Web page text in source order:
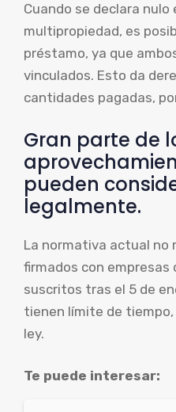
Cuando se declara
multipropiedad, es
préstamo, ya que
vinculados. Esto da
cantidades pagadas,
Gran parte de
pueden
legalmente.
La normativa actual no
firmados con empresas
suscritos tras el 5 de
tienen límite de
ley.
Te puede interesar: